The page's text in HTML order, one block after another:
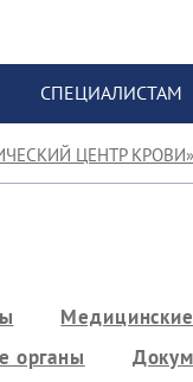
СПЕЦИАЛИСТАМ
ЦЕНТР КРОВИ»
органы